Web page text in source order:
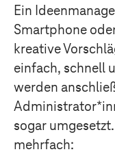
Ein
Smartphone
kreative
einfach, schnell
werden
sogar
mehrfach: